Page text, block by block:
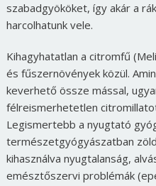
szabadgyököket, így akár a
harcolhatunk vele.
Kihagyhatatlan a citromfű
és fűszernövények közül.
keverhető össze mással,
félreismerhetetlen
Legismertebb a nyugtató
természetgyógyászatban
kihasználva nyugtalanság,
emésztőszervi problémák